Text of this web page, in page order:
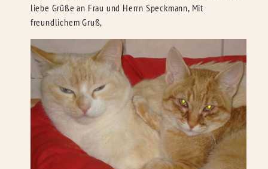
liebe Grüße an Frau und Herrn Speckmann, Mit
freundlichem Gruß,